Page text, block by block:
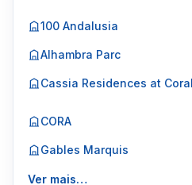
100 Andalusia
Alhambra Parc
Cassia Residences at
CORA
Gables Marquis
Ver mais…